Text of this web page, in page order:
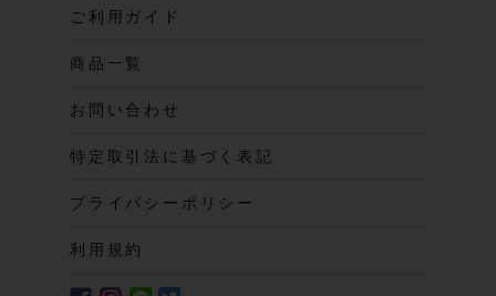
ご利用ガイド
商品一覧
お問い合わせ
特定取引法に基づく表記
プライバシーポリシー
利用規約